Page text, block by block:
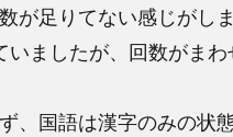
が足りてない感じがしま
ましたが、回数がま
、国語は漢字のみの状態